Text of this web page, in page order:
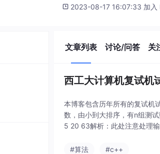
2023-08-17 16:07:33 加入
文章列表 讨论/问答 关
西工大计算机复试
本博客包含历年所有的复试机
数，由小到大排序，有n组测
5 20 63解析：此处注意处理
#算法 #c++